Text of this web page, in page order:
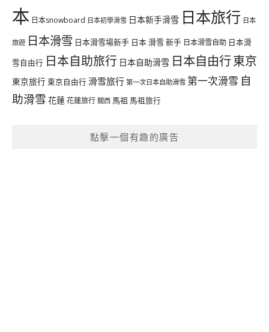
本 日本snowboard 日本初學滑雪 日本新手滑雪 日本旅行 日本
旅遊 日本滑雪 日本滑雪場新手 日本 滑雪 新手 日本滑雪自助 日本滑
雪自由行 日本自助旅行 日本自助滑雪 日本自由行東京
東京旅行 東京自由行 滑雪旅行 第一次日本自助滑雪 第一次滑雪 自
助滑雪 花蓮花蓮旅行 關西 馬祖 馬祖旅行
點擊一個有趣的廣告